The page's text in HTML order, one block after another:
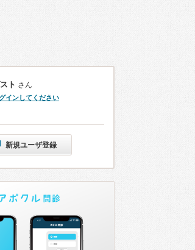
ト さん
インしてください
新規ユーザ登録